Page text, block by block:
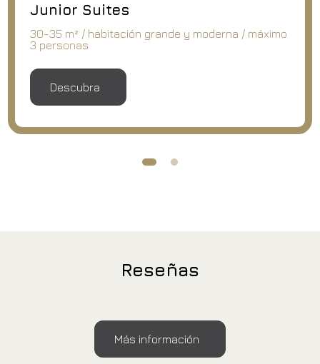
Junior Suites
30-35 m² / habitación grande y moderna / máximo
3 personas
Descubra
Reseñas
Más información